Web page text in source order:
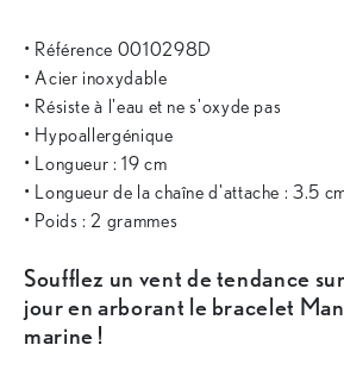
• Référence 0010298D
• Acier inoxydable
• Résiste à l'eau et ne s'oxyde pas
• Hypoallergénique
• Longueur : 19 cm
• Longueur de la chaîne d'attache : 3.5
• Poids : 2 grammes
Soufflez un vent de tendance
jour en arborant le bracelet
marine !